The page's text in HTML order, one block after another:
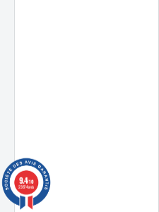
9.4/10
23874 avis